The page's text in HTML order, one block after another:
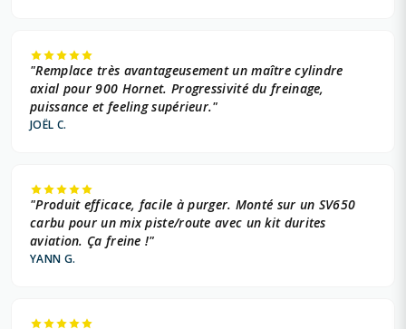
"Remplace très avantageusement un maître cylindre
axial pour 900 Hornet. Progressivité du freinage,
puissance et feeling supérieur."
JOËL C.
"Produit efficace, facile à purger. Monté sur un SV650
carbu pour un mix piste/route avec un kit durites
aviation. Ça freine !"
YANN G.